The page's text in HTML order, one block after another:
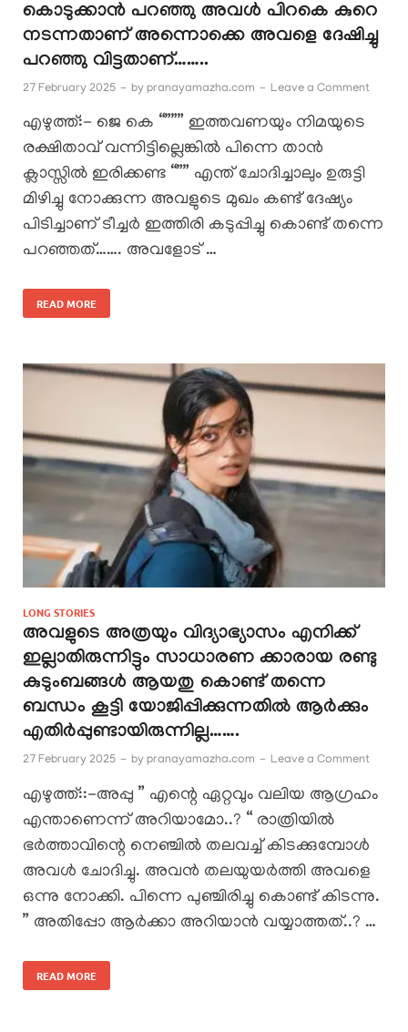
കൊടുക്കാൻ പറഞ്ഞു അവൾ പിറകെ കുറെ
നടന്നതാണ് അന്നൊക്കെ അവളെ ദേഷിച്ചു
പറഞ്ഞു വിട്ടതാണ്……..
27 February 2025 - by pranayamazha.com - Leave a Comment
എഴുത്ത്:- ജെ കെ “””” ഇത്തവണയും നിമയുടെ
രക്ഷിതാവ് വന്നിട്ടില്ലെങ്കിൽ പിന്നെ താൻ
ക്ലാസ്സിൽ ഇരിക്കണ്ട “”” എന്ത് ചോദിച്ചാലും ഉരുട്ടി
മിഴിച്ചു നോക്കുന്ന അവളുടെ മുഖം കണ്ട് ദേഷ്യം
പിടിച്ചാണ് ടീച്ചർ ഇത്തിരി കടുപ്പിച്ചു കൊണ്ട് തന്നെ
പറഞ്ഞത്……. അവളോട് …
READ MORE
LONG STORIES
അവളുടെ അത്രയും വിദ്യാഭ്യാസം എനിക്ക്
ഇല്ലാതിരുന്നിട്ടും സാധാരണ ക്കാരായ രണ്ടു
കുടുംബങ്ങൾ ആയതു കൊണ്ട് തന്നെ
ബന്ധം കൂട്ടി യോജിപ്പിക്കുന്നതിൽ ആർക്കും
എതിർപ്പുണ്ടായിരുന്നില്ല…….
27 February 2025 - by pranayamazha.com - Leave a Comment
എഴുത്ത്::-അപ്പു ” എന്റെ ഏറ്റവും വലിയ ആഗ്രഹം
എന്താണെന്ന് അറിയാമോ..? “ രാത്രിയിൽ
ഭർത്താവിന്റെ നെഞ്ചിൽ തലവച്ച് കിടക്കുമ്പോൾ
അവൾ ചോദിച്ചു. അവൻ തലയുയർത്തി അവളെ
ഒന്നു നോക്കി. പിന്നെ പുഞ്ചിരിച്ചു കൊണ്ട് കിടന്നു.
” അതിപ്പോ ആർക്കാ അറിയാൻ വയ്യാത്തത്..? …
READ MORE